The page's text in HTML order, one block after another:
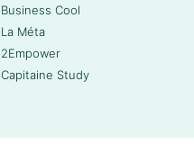
Business Cool
La Méta
2Empower
Capitaine Study